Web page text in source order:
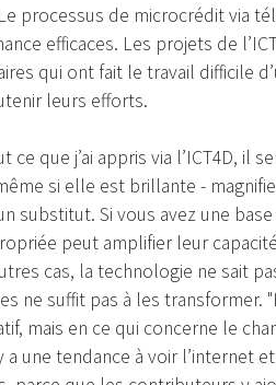
processus de microcrédit via
efficaces. Les projets de
qui ont fait le travail difficile
leurs efforts.
ce que j’ai appris via l’ICT4D, il
si elle est brillante -
substitut. Si vous avez une
peut amplifier leur
cas, la technologie ne sait
ne suffit pas à les
mais en ce qui concerne le
une tendance à voir l’internet